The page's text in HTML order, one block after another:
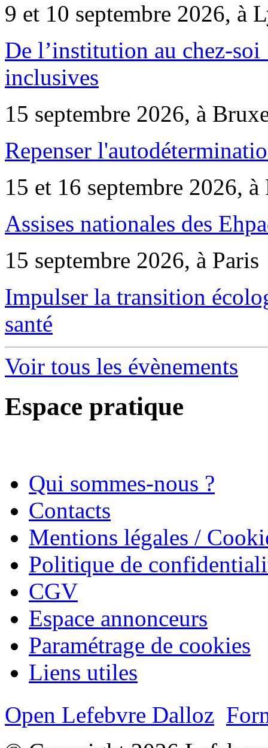
9 et 10 septembre 2026, à
De l’institution au chez-
inclusives
15 septembre 2026, à
Repenser
15 et 16 septembre 2026, à
Assises nationales des
15 septembre 2026, à Paris
Impulser la transition
santé
Voir tous les évènements
Espace pratique
Qui sommes-nous ?
Contacts
Mentions légales /
Politique de
CGV
Espace annonceurs
Paramétrage de cookies
Liens utiles
Open Lefebvre Dalloz